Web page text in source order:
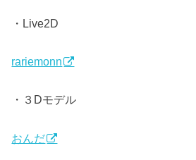
・Live2D
rariemonn
・３Dモデル
おんだ